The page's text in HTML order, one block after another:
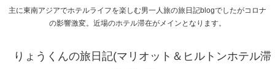
主に東南アジアでホテルライフを楽しむ男一人旅の旅日記blogでしたがコロナ
の影響激変。近場のホテル滞在がメインとなります。
りょうくんの旅日記(マリオット＆ヒルトンホテル滞